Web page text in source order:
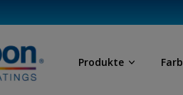
Produkte